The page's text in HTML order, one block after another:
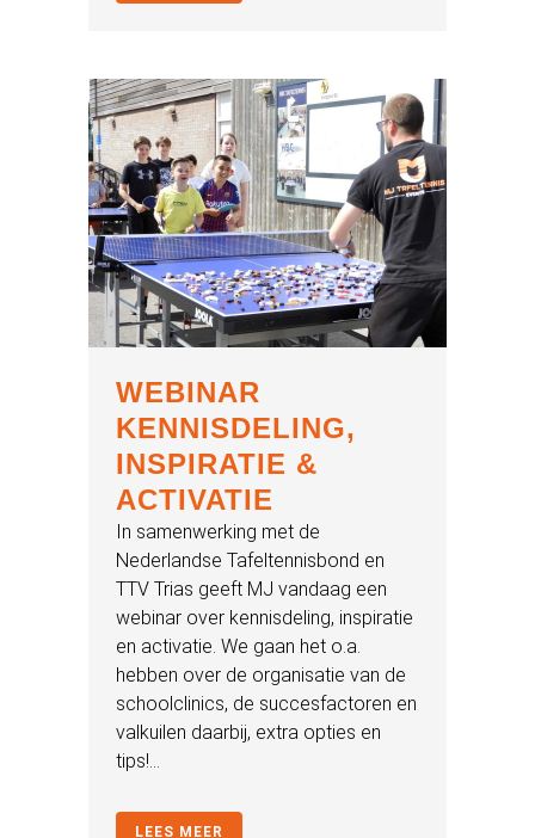
WEBINAR
KENNISDELING,
INSPIRATIE &
ACTIVATIE
In samenwerking met de
Nederlandse Tafeltennisbond en
TTV Trias geeft MJ vandaag een
webinar over kennisdeling, inspiratie
en activatie. We gaan het o.a.
hebben over de organisatie van de
schoolclinics, de succesfactoren en
valkuilen daarbij, extra opties en
tips!...
LEES MEER